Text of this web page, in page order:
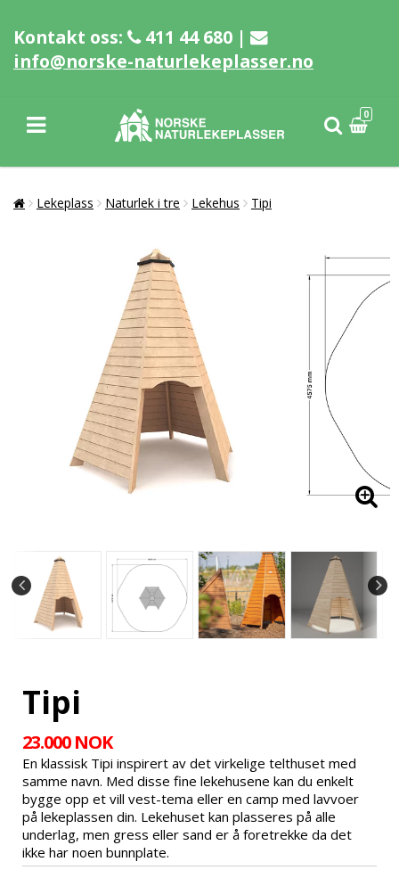
Kontakt oss:
411 44 680 |
info@norske-naturlekeplasser.no
0
Lekeplass Naturlek i tre Lekehus Tipi
Tipi
23.000 NOK
En klassisk Tipi inspirert av det virkelige telthuset med
samme navn. Med disse fine lekehusene kan du enkelt
bygge opp et vill vest-tema eller en camp med lavvoer
på lekeplassen din. Lekehuset kan plasseres på alle
underlag, men gress eller sand er å foretrekke da det
ikke har noen bunnplate.